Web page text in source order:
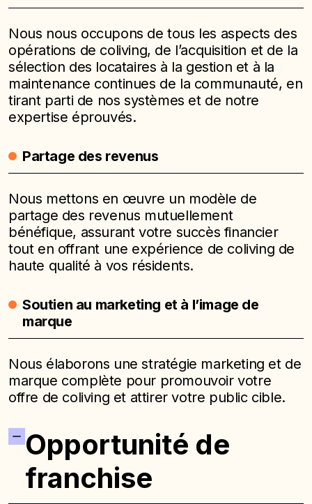
Nous nous occupons de tous les aspects des
opérations de coliving, de l’acquisition et de la
sélection des locataires à la gestion et à la
maintenance continues de la communauté, en
tirant parti de nos systèmes et de notre
expertise éprouvés.
Partage des revenus
Nous mettons en œuvre un modèle de
partage des revenus mutuellement
bénéfique, assurant votre succès financier
tout en offrant une expérience de coliving de
haute qualité à vos résidents.
Soutien au marketing et à l’image de
marque
Nous élaborons une stratégie marketing et de
marque complète pour promouvoir votre
offre de coliving et attirer votre public cible.
Opportunité de
franchise